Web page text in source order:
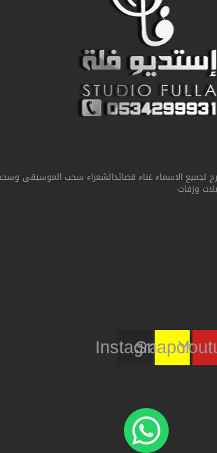
لجميع الاسماء غناء قصائدالشعراء سحب الموسيقى وسحب
وزفات
Instagram